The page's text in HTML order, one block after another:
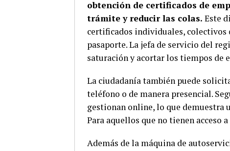
obtención de certificados de
trámite y reducir las colas. Este
certificados individuales, colectivos
pasaporte. La jefa de servicio del
saturación y acortar los tiempos de
La ciudadanía también puede
teléfono o de manera presencial.
gestionan online, lo que demuestra
Para aquellos que no tienen acceso
Además de la máquina de